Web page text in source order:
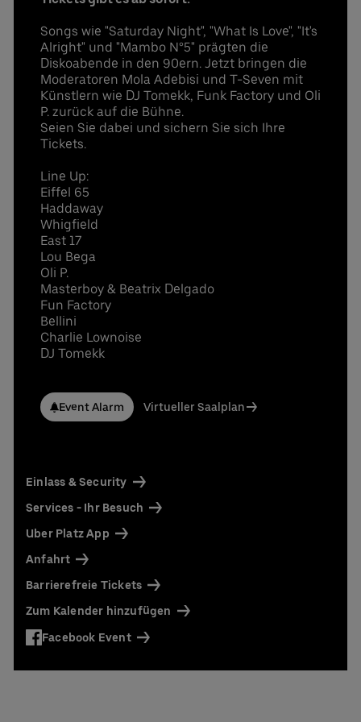
Songs wie "Saturday Night", "What Is Love", "It's
Alright" und "Mambo N°5" prägten die
Diskoabende in den 90ern. Jetzt bringen die
Moderatoren Mola Adebisi und T-Seven mit
Künstlern wie DJ Tomekk, Funk Factory und Oli
P. zurück auf die Bühne.
Seien Sie dabei und sichern Sie sich Ihre
Tickets.
Line Up:
Eiffel 65
Haddaway
Whigfield
East 17
Lou Bega
Oli P.
Masterboy & Beatrix Delgado
Fun Factory
Bellini
Charlie Lownoise
DJ Tomekk
Event Alarm Virtueller Saalplan
Einlass & Security
Services - Ihr Besuch
Uber Platz App
Anfahrt
Barrierefreie Tickets
Zum Kalender hinzufügen
Facebook Event